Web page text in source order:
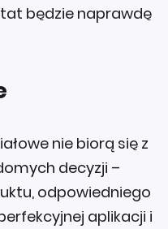
będzie naprawdę
nie biorą się z
decyzji –
odpowiedniego
aplikacji i